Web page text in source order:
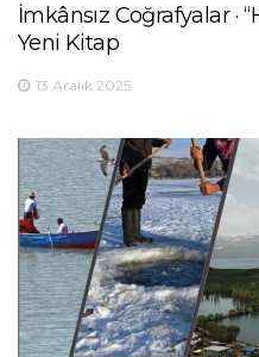
İmkânsız Coğrafyalar ·
Yeni Kitap
13 Aralık 2025